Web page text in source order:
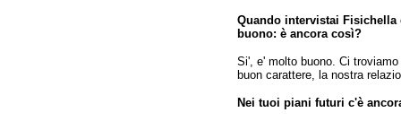
Quando intervistai
buono: è ancora così?
Si', e' molto buono. Ci
buon carattere, la nostra
Nei tuoi piani futuri c'è